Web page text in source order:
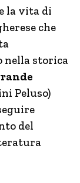
la vita di
che
nella storica
Peluso)
del